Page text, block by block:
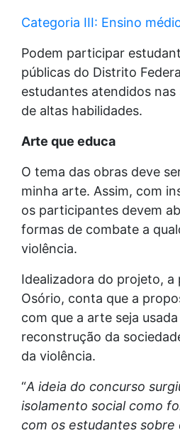
Categoria III: Ensino
Podem participar
públicas do Distrito
estudantes atendidos nas
de altas habilidades.
Arte que educa
O tema das obras deve
minha arte. Assim, com
os participantes devem
formas de combate a
violência.
Idealizadora do projeto, a
Osório, conta que a
com que a arte seja
reconstrução da
da violência.
“A ideia do concurso
isolamento social como
com os estudantes sobre